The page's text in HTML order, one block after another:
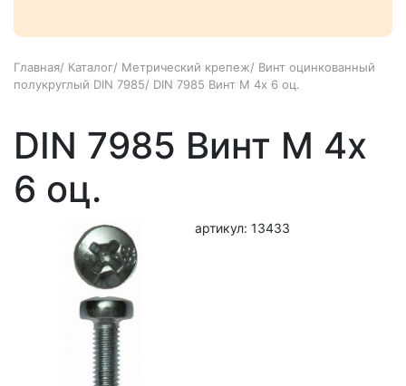
Главная/ Каталог/ Метрический крепеж/ Винт оцинкованный
полукруглый DIN 7985/ DIN 7985 Винт М 4х 6 оц.
DIN 7985 Винт М 4х
6 оц.
артикул: 13433